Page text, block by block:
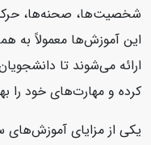
شخصیت‌ها، صحنه‌ها،
این آموزش‌ها معمولاً به
ارائه می‌شوند تا
کرده و مهارت‌های خود را
یکی از مزایای آموزش‌های